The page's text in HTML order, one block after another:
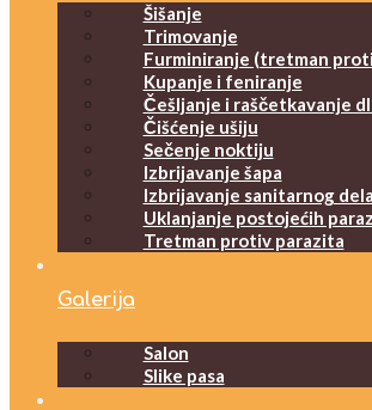
Šišanje
Trimovanje
Furminiranje (tretman
Kupanje i feniranje
Češljanje i raščetkavanje
Čišćenje ušiju
Sečenje noktiju
Izbrijavanje šapa
Izbrijavanje sanitarnog dela
Uklanjanje postojećih
Tretman protiv parazita
Galerija
Salon
Slike pasa